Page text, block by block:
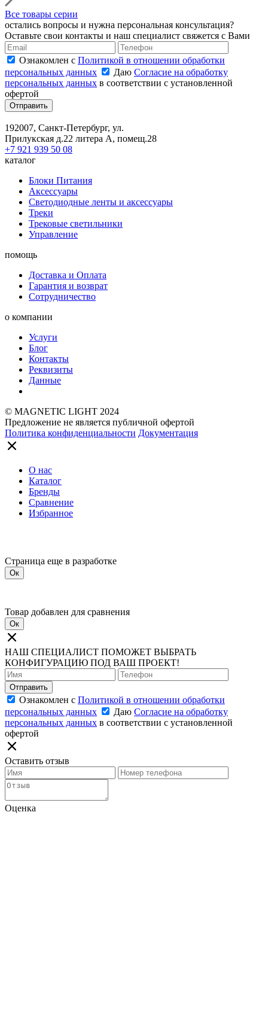
Все товары серии
остались вопросы и нужна персональная консультация?
Оставьте свои контакты и наш специалист свяжется с Вами
Ознакомлен с Политикой в отношении обработки
персональных данных
Даю Согласие на обработку
персональных данных в соответствии с установленной
офертой
Отправить
192007, Санкт-Петербург, ул.
Прилукская д.22 литера А, помещ.28
+7 921 939 50 08
каталог
Блоки Питания
Аксессуары
Светодиодные ленты и аксессуары
Треки
Трековые светильники
Управление
помощь
Доставка и Оплата
Гарантия и возврат
Сотрудничество
о компании
Услуги
Блог
Контакты
Реквизиты
Данные
© MAGNETIC LIGHT 2024
Предложение не является публичной офертой
Политика конфиденциальности Документация
О нас
Каталог
Бренды
Сравнение
Избранное
Страница еще в разработке
Ок
Товар добавлен для сравнения
Ок
НАШ СПЕЦИАЛИСТ ПОМОЖЕТ ВЫБРАТЬ
КОНФИГУРАЦИЮ ПОД ВАШ ПРОЕКТ!
Отправить
Ознакомлен с Политикой в отношении обработки
персональных данных
Даю Согласие на обработку
персональных данных в соответствии с установленной
офертой
Оставить отзыв
Оценка